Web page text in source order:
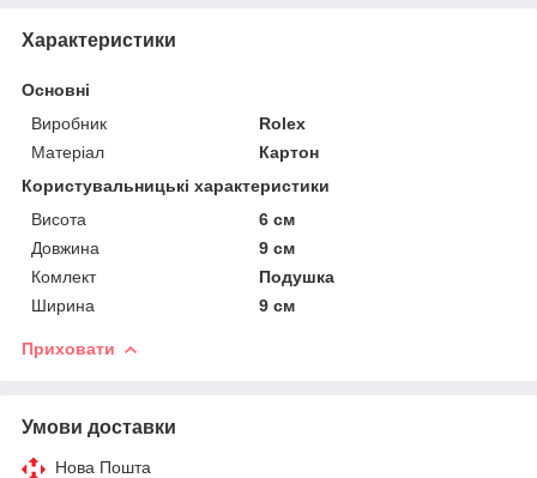
Характеристики
Основні
Виробник
Rolex
Матеріал
Картон
Користувальницькі характеристики
Висота
6 см
Довжина
9 см
Комлект
Подушка
Ширина
9 см
Приховати
Умови доставки
Нова Пошта